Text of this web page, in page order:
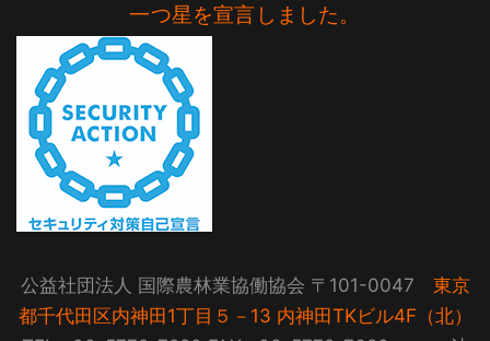
一つ星を宣言しました。
公益社団法人 国際農林業協働協会 〒101-0047 東京
都千代田区内神田1丁目５－13 内神田TKビル4F（北）